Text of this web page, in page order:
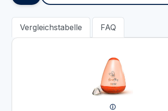
Vergleichstabelle FAQ